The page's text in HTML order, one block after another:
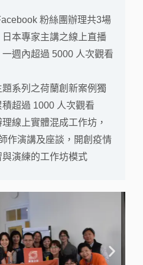
粉絲團辦理共3場
本專家主講之線上直播
週內超過 5000 人次觀看
系列之荷蘭創新案例獨
超過 1000 人次觀看
線上實體混成工作坊，
作演講及座談，開創疫情
與演練的工作坊模式
下